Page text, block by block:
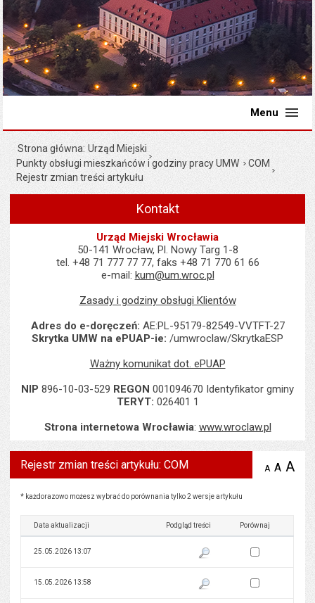
Menu
Strona główna Urząd Miejski
Punkty obsługi mieszkańców i godziny pracy UMW
COM
Rejestr zmian treści artykułu
Kontakt
Urząd Miejski Wrocławia
50-141 Wrocław, Pl. Nowy Targ 1-8
tel. +48 71 777 77 77, faks +48 71 770 61 66
e-mail: kum@um.wroc.pl
Zasady i godziny obsługi Klientów
Adres do e-doręczeń: AE:PL-95179-82549-VVTFT-27
Skrytka UMW na ePUAP-ie: /umwroclaw/SkrytkaESP
Ważny komunikat dot. ePUAP
NIP 896-10-03-529 REGON 001094670 Identyfikator gminy
TERYT: 026401 1
Strona internetowa Wrocławia: www.wroclaw.pl
Rejestr zmian treści artykułu: COM A zmniejsz
A A
Rejestr zmian treści artykułu: COM
* każdorazowo możesz wybrać do porównania tylko 2 wersje artykułu
Data aktualizacji Podgląd treści Porównaj
25.05.2026 13:07 Pokaż podgląd wersji z dnia
Zaznacz wersję do
15.05.2026 13:58 Pokaż podgląd wersji z dnia
Zaznacz wersję do